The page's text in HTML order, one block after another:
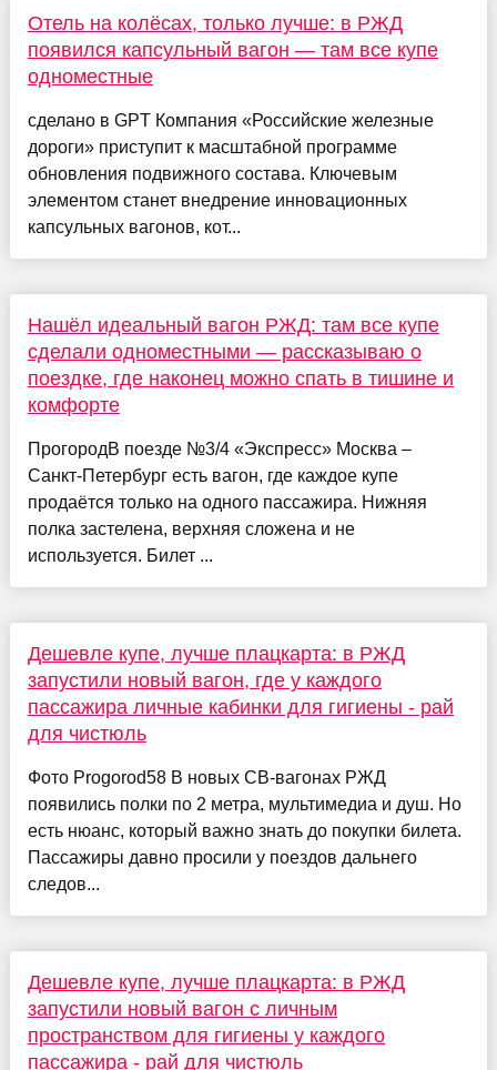
Отель на колёсах, только лучше: в РЖД
появился капсульный вагон — там все купе
одноместные
сделано в GPT Компания «Российские железные
дороги» приступит к масштабной программе
обновления подвижного состава. Ключевым
элементом станет внедрение инновационных
капсульных вагонов, кот...
Нашёл идеальный вагон РЖД: там все купе
сделали одноместными — рассказываю о
поездке, где наконец можно спать в тишине и
комфорте
ПрогородВ поезде №3/4 «Экспресс» Москва –
Санкт-Петербург есть вагон, где каждое купе
продаётся только на одного пассажира. Нижняя
полка застелена, верхняя сложена и не
используется. Билет ...
Дешевле купе, лучше плацкарта: в РЖД
запустили новый вагон, где у каждого
пассажира личные кабинки для гигиены - рай
для чистюль
Фото Progorod58 В новых СВ-вагонах РЖД
появились полки по 2 метра, мультимедиа и душ. Но
есть нюанс, который важно знать до покупки билета.
Пассажиры давно просили у поездов дальнего
следов...
Дешевле купе, лучше плацкарта: в РЖД
запустили новый вагон с личным
пространством для гигиены у каждого
пассажира - рай для чистюль